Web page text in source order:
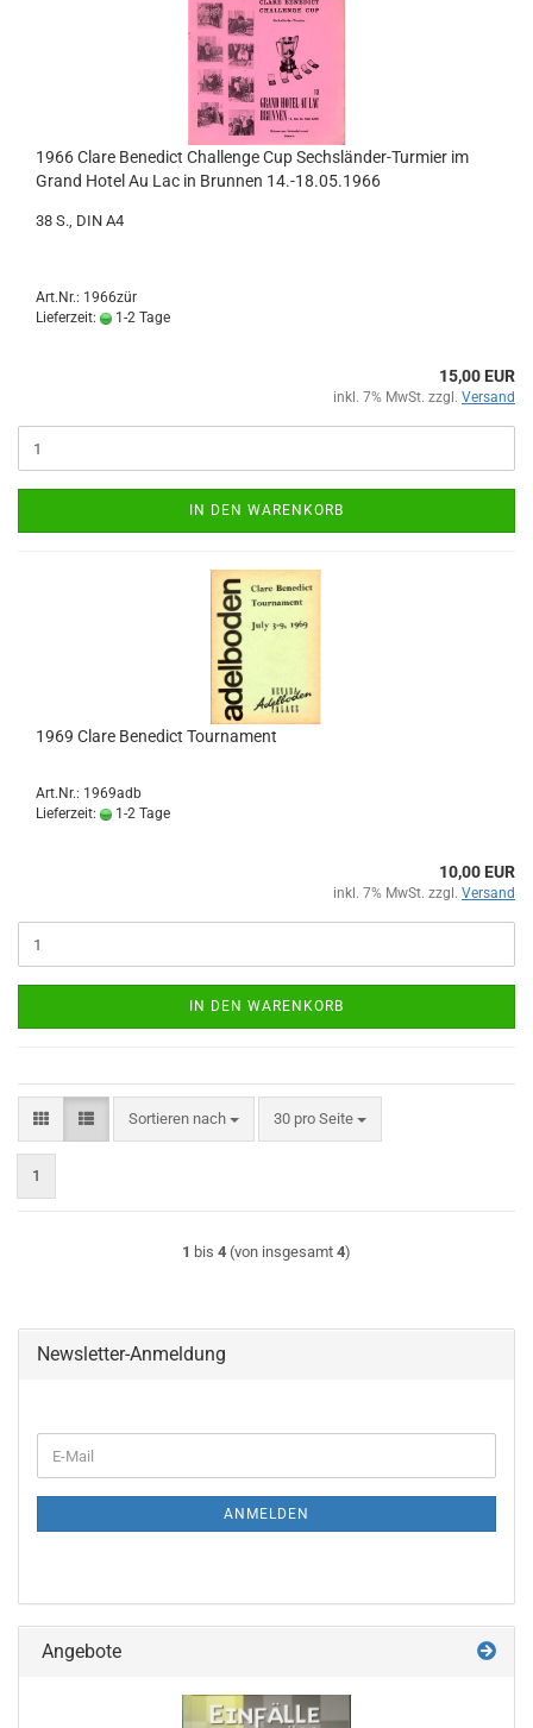
1966 Clare Benedict Challenge Cup Sechsländer-Turmier im
Grand Hotel Au Lac in Brunnen 14.-18.05.1966
38 S., DIN A4
Art.Nr.: 1966zür
Lieferzeit:
1-2 Tage
15,00 EUR
inkl. 7% MwSt. zzgl. Versand
IN DEN WARENKORB
1969 Clare Benedict Tournament
Art.Nr.: 1969adb
Lieferzeit:
1-2 Tage
10,00 EUR
inkl. 7% MwSt. zzgl. Versand
IN DEN WARENKORB
Sortieren nach
Sortieren nach 30 pro Seite
pro Seite
1
1 bis 4 (von insgesamt 4)
Newsletter-Anmeldung
ZUR
E-
Mail
ANMELDEN
Angebote